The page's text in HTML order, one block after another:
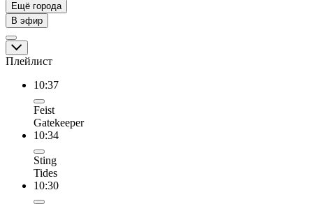
Ещё города
В эфир
Плейлист
10:37
Feist
Gatekeeper
10:34
Sting
Tides
10:30